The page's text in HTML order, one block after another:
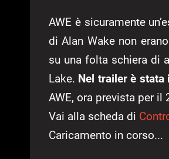
AWE è sicuramente
di Alan Wake non
su una folta schiera di
Lake. Nel trailer è
AWE, ora prevista per il
Vai alla scheda di
Caricamento in corso...